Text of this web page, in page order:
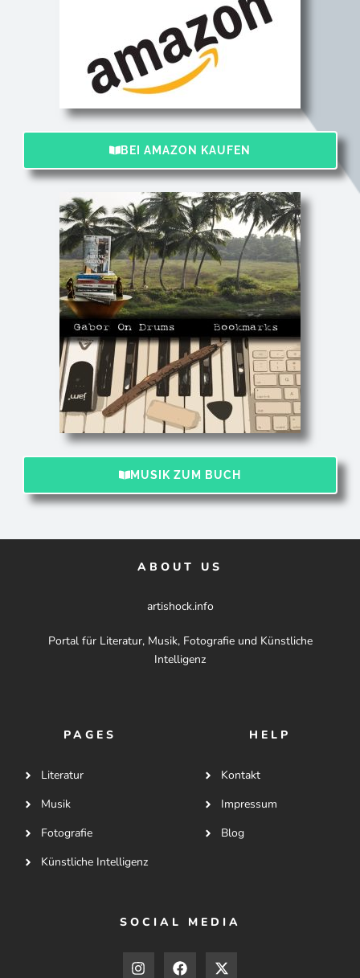
BEI AMAZON KAUFEN
MUSIK ZUM BUCH
ABOUT US
artishock.info
Portal für Literatur, Musik, Fotografie und Künstliche
Intelligenz
PAGES
Literatur
Musik
Fotografie
Künstliche Intelligenz
HELP
Kontakt
Impressum
Blog
SOCIAL MEDIA